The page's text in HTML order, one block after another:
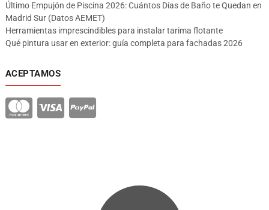
Último Empujón de Piscina 2026: Cuántos Días de Baño te Quedan en
Madrid Sur (Datos AEMET)
Herramientas imprescindibles para instalar tarima flotante
Qué pintura usar en exterior: guía completa para fachadas 2026
ACEPTAMOS